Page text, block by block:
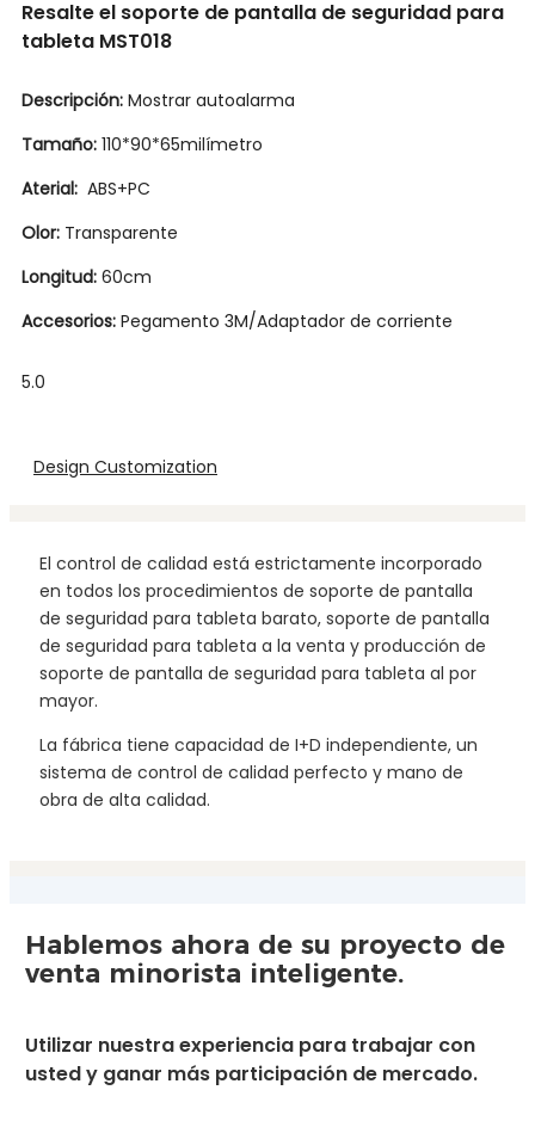
Resalte el soporte de pantalla de seguridad para
tableta MST018
Descripción: Mostrar autoalarma
Tamaño: 110*90*65milímetro
Aterial: ABS+PC
Olor: Transparente
Longitud: 60cm
Accesorios: Pegamento 3M/Adaptador de corriente
5.0
Design Customization
El control de calidad está estrictamente incorporado
en todos los procedimientos de soporte de pantalla
de seguridad para tableta barato, soporte de pantalla
de seguridad para tableta a la venta y producción de
soporte de pantalla de seguridad para tableta al por
mayor.
La fábrica tiene capacidad de I+D independiente, un
sistema de control de calidad perfecto y mano de
obra de alta calidad.
Hablemos ahora de su proyecto de
venta minorista inteligente.
Utilizar nuestra experiencia para trabajar con
usted y ganar más participación de mercado.